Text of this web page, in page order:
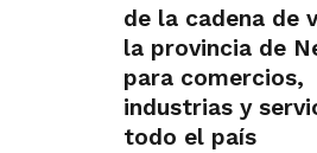
de la cadena de
la provincia de
para comercios,
industrias y
todo el país